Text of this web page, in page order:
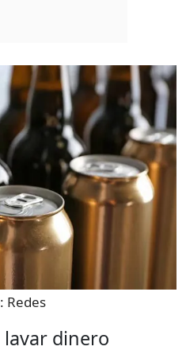
Redes
dinero